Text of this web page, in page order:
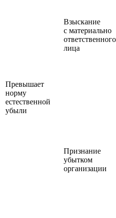
Превышает
норму
естественной
убыли
Взыскание
с материально
ответственного
лица
Признание
убытком
организации